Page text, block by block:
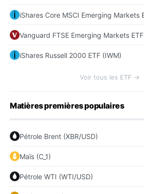
iShares Core MSCI Emerging Markets
Vanguard FTSE Emerging Markets
iShares Russell 2000 ETF (IWM)
Voir tous les ETF →
Matières premières populaires
Pétrole Brent (XBR/USD)
Maïs (C_1)
Pétrole WTI (WTI/USD)